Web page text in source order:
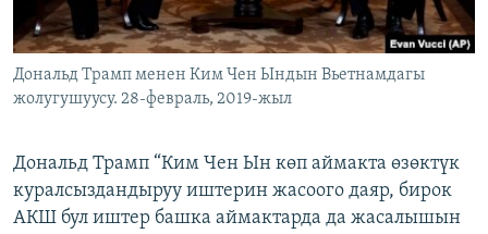
Дональд Трамп менен Ким Чен Ындын Вьетнамдагы
жолугушуусу. 28-февраль, 2019-жыл
Дональд Трамп “Ким Чен Ын көп аймакта өзөктүк
куралсыздандыруу иштерин жасоого даяр, бирок
АКШ бул иштер башка аймактарда да жасалышын